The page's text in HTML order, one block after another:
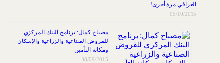
العراقي مرة أخرى!
05/10/2015
مصباح كمال: برنامج البنك المركزي
للقروض الصناعية والزراعية والإسكان
ومكانة التأمين
08/09/2015